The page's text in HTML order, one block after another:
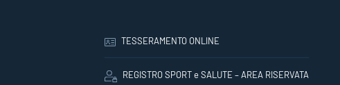
TESSERAMENTO ONLINE
REGISTRO SPORT e SALUTE – AREA RISERVATA